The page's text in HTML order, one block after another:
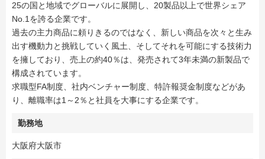
25の国と地域でグローバルに展開し、20製品以上で世界シェア
No.1を誇る企業です。
過去の主力商品に頼りきるのではなく、新しい商品を次々と生み
出す機動力と挑戦していく風土、そしてそれを可能にする技術力
を擁しており、売上の約40％は、発売されて3年未満の新製品で
構成されています。
求職型FA制度、社内ベンチャー制度、特許報奨金制度などがあ
り、離職率は1～2％と社員を大事にする企業です。
勤務地
大阪府大阪市